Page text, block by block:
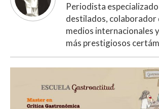
Periodista
destilados, colaborador
medios internacionales
más prestigiosos